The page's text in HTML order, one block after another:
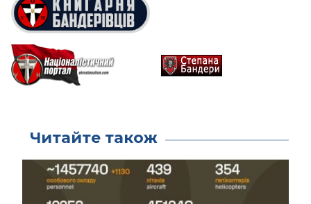
Читайте також